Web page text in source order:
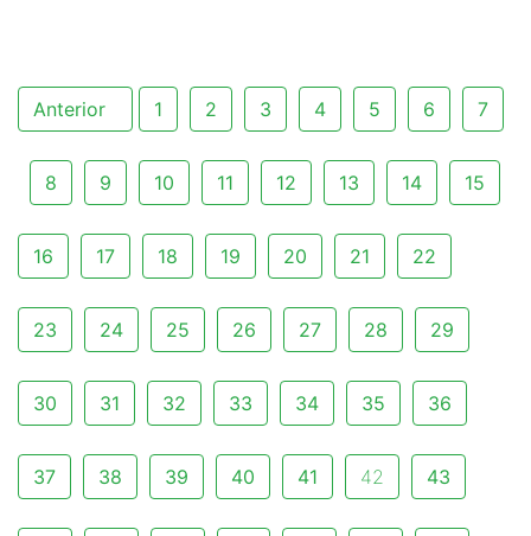
Anterior 1 2 3 4 5 6 7
8 9 10 11 12 13 14 15
16 17 18 19 20 21 22
23 24 25 26 27 28 29
30 31 32 33 34 35 36
37 38 39 40 41 42 43